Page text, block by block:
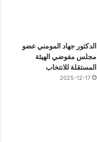
الدكتور جهاد المومني عضو
مجلس مفوضي الهيئة
المستقلة للانتخاب
2025-12-17